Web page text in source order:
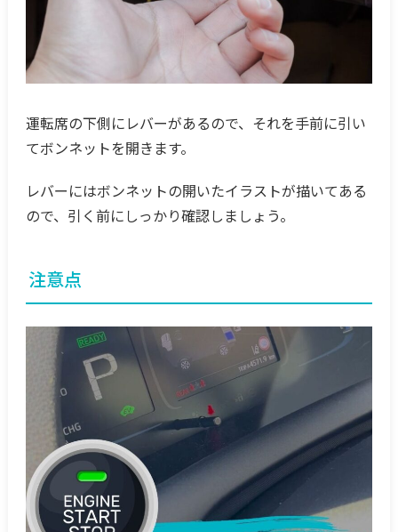
運転席の下側にレバーがあるので、それを手前に引い
てボンネットを開きます。
レバーにはボンネットの開いたイラストが描いてある
ので、引く前にしっかり確認しましょう。
注意点